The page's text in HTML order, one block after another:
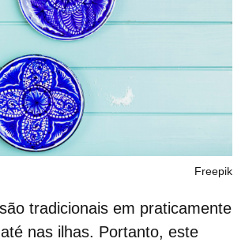
Freepik
tradicionais em praticamente
nas ilhas. Portanto, este